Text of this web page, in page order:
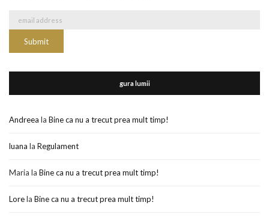
gura lumii
Andreea la Bine ca nu a trecut prea mult timp!
luana la Regulament
Maria la Bine ca nu a trecut prea mult timp!
Lorela Bine ca nu a trecut prea mult timp!